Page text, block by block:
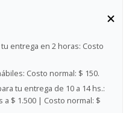
entrega en 2 horas: Costo
Costo normal: $ 150.
tu entrega de 10 a 14 hs.:
a $ 1.500 | Costo normal: $